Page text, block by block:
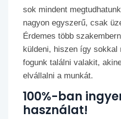
sok mindent
nagyon egyszerű, csak
Érdemes több
küldeni, hiszen így sokkal
fogunk találni valakit,
elvállalni a munkát.
100%-ban
használat!